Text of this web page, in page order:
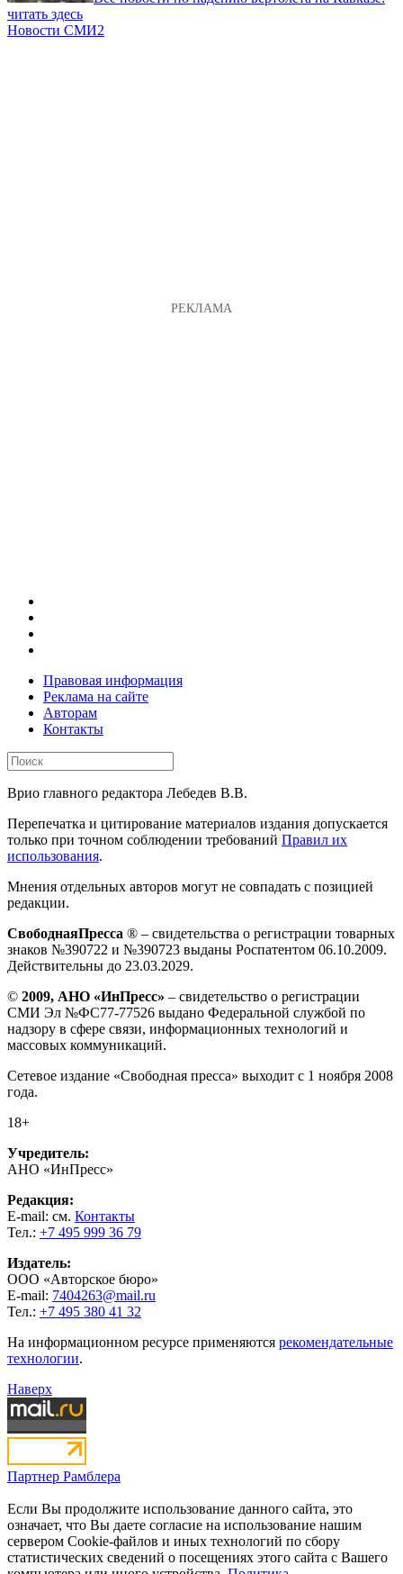
читать здесь
Новости СМИ2
Правовая информация
Реклама на сайте
Авторам
Контакты
Врио главного редактора Лебедев В.В.
Перепечатка и цитирование материалов издания допускается
только при точном соблюдении требований Правил их
использования.
Мнения отдельных авторов могут не совпадать с позицией
редакции.
СвободнаяПресса ® – свидетельства о регистрации товарных
знаков №390722 и №390723 выданы Роспатентом 06.10.2009.
Действительны до 23.03.2029.
© 2009, АНО «ИнПресс» – свидетельство о регистрации
СМИ Эл №ФС77-77526 выдано Федеральной службой по
надзору в сфере связи, информационных технологий и
массовых коммуникаций.
Сетевое издание «Свободная пресса» выходит с 1 ноября 2008
года.
18+
Учредитель:
АНО «ИнПресс»
Редакция:
E-mail: см. Контакты
Тел.: +7 495 999 36 79
Издатель:
ООО «Авторское бюро»
E-mail: 7404263@mail.ru
Тел.: +7 495 380 41 32
На информационном ресурсе применяются рекомендательные
технологии.
Наверх
Партнер Рамблера
Если Вы продолжите использование данного сайта, это
означает, что Вы даете согласие на использование нашим
сервером Cookie-файлов и иных технологий по сбору
статистических сведений о посещениях этого сайта с Вашего